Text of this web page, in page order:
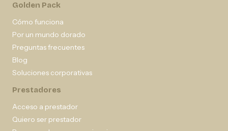
Golden Pack
Cómo funciona
Por un mundo dorado
Preguntas frecuentes
Blog
Soluciones corporativas
Prestadores
Acceso a prestador
Quiero ser prestador